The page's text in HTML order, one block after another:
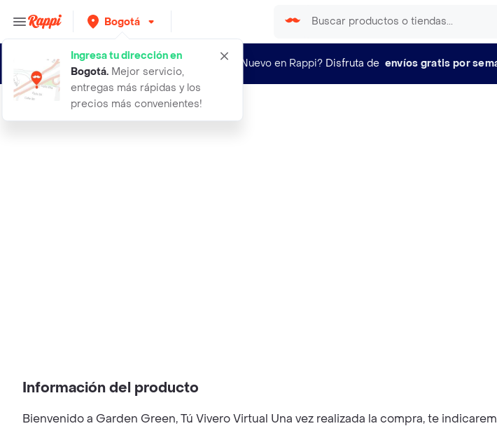
Bogotá
Ingresa tu dirección en
Bogotá. Mejor servicio,
entregas más rápidas y los
precios más convenientes!
¿Nuevo en Rappi? Disfruta de envíos gratis por
30 semillas organicas de arbol camb
Información del producto
Bienvenido a Garden Green, Tú Vivero Virtual Una vez realizada la compra, te